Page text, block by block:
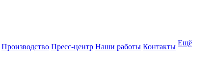
Производство Пресс-центр Наши работы Контакты Ещё